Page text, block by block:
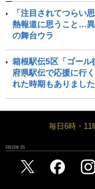
「注目されてつらい
熱報道に思うこと…
の舞台ウラ
箱根駅伝5区「ゴー
府県駅伝で応援に行
れた時期もありました
毎日6時・11
FOLLOW US